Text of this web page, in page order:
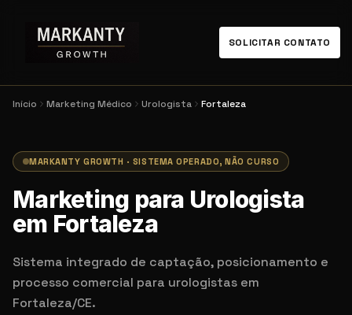
SOLICITAR CONTATO
Início Marketing Médico Urologista Fortaleza
MARKANTY GROWTH · SISTEMA OPERADO, NÃO CURSO
Marketing para Urologista
em Fortaleza
Sistema integrado de captação, posicionamento e
processo comercial para urologistas em
Fortaleza/CE.